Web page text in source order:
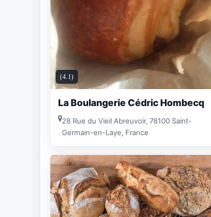
(4.1)
La Boulangerie Cédric Hombecq
28 Rue du Vieil Abreuvoir, 78100 Saint-
Germain-en-Laye, France